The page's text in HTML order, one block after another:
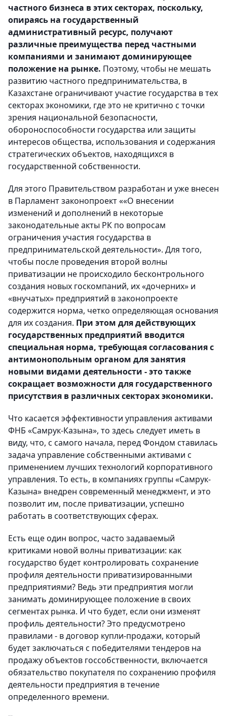
частного бизнеса в этих секторах, поскольку,
опираясь на государственный
административный ресурс, получают
различные преимущества перед частными
компаниями и занимают доминирующее
положение на рынке. Поэтому, чтобы не мешать
развитию частного предпринимательства, в
Казахстане ограничивают участие государства в тех
секторах экономики, где это не критично с точки
зрения национальной безопасности,
обороноспособности государства или защиты
интересов общества, использования и содержания
стратегических объектов, находящихся в
государственной собственности.
Для этого Правительством разработан и уже внесен
в Парламент законопроект ««О внесении
изменений и дополнений в некоторые
законодательные акты РК по вопросам
ограничения участия государства в
предпринимательской деятельности». Для того,
чтобы после проведения второй волны
приватизации не происходило бесконтрольного
создания новых госкомпаний, их «дочерних» и
«внучатых» предприятий в законопроекте
содержится норма, четко определяющая основания
для их создания. При этом для действующих
государственных предприятий вводится
специальная норма, требующая согласования с
антимонопольным органом для занятия
новыми видами деятельности - это также
сокращает возможности для государственного
присутствия в различных секторах экономики.
Что касается эффективности управления активами
ФНБ «Самрук-Казына», то здесь следует иметь в
виду, что, с самого начала, перед Фондом ставилась
задача управление собственными активами с
применением лучших технологий корпоративного
управления. То есть, в компаниях группы «Самрук-
Казына» внедрен современный менеджмент, и это
позволит им, после приватизации, успешно
работать в соответствующих сферах.
Есть еще один вопрос, часто задаваемый
критиками новой волны приватизации: как
государство будет контролировать сохранение
профиля деятельности приватизированными
предприятиями? Ведь эти предприятия могли
занимать доминирующее положение в своих
сегментах рынка. И что будет, если они изменят
профиль деятельности? Это предусмотрено
правилами - в договор купли-продажи, который
будет заключаться с победителями тендеров на
продажу объектов госсобственности, включается
обязательство покупателя по сохранению профиля
деятельности предприятия в течение
определенного времени.